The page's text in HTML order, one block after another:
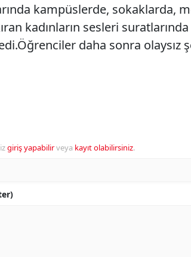
kampüslerde, sokaklarda,
kadınların sesleri
daha sonra olaysız
giriş yapabilirveya kayıt olabilirsiniz.